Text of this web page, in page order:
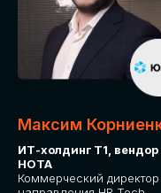
Максим
ИТ-холдинг Т1, вендор
НОТА
Коммерческий директор